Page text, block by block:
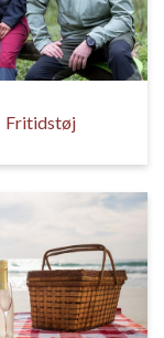
Fritidstøj